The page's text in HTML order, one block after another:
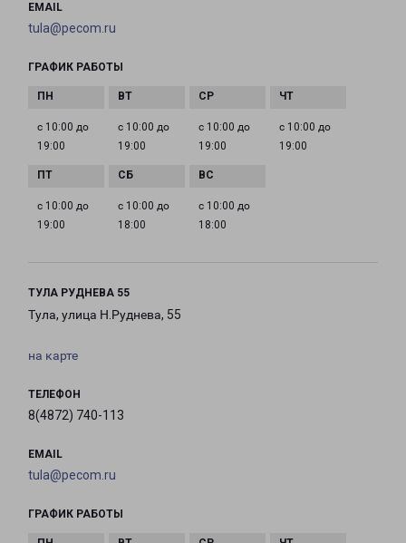
EMAIL
tula@pecom.ru
ГРАФИК РАБОТЫ
с 10:00 до
19:00
с 10:00 до
19:00
с 10:00 до
19:00
с 10:00 до
19:00
с 10:00 до
19:00
с 10:00 до
18:00
с 10:00 до
18:00
ТУЛА РУДНЕВА 55
Тула, улица Н.Руднева, 55
на карте
ТЕЛЕФОН
8(4872) 740-113
EMAIL
tula@pecom.ru
ГРАФИК РАБОТЫ